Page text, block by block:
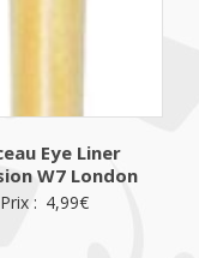
Eye Liner
W7 London
Prix : 4,99€